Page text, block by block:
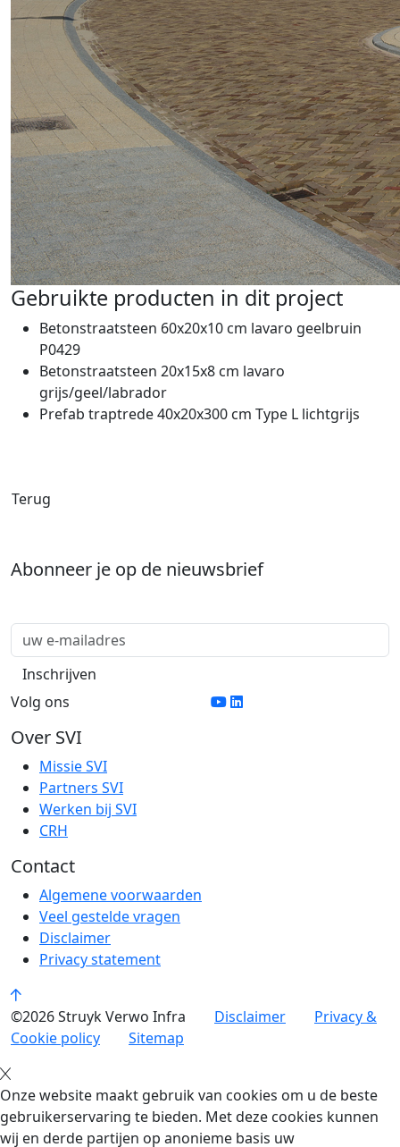
Gebruikte producten in dit project
Betonstraatsteen 60x20x10 cm lavaro geelbruin
P0429
Betonstraatsteen 20x15x8 cm lavaro
grijs/geel/labrador
Prefab traptrede 40x20x300 cm Type L lichtgrijs
Terug
Abonneer je op de nieuwsbrief
Volg ons
Over SVI
Missie SVI
Partners SVI
Werken bij SVI
CRH
Contact
Algemene voorwaarden
Veel gestelde vragen
Disclaimer
Privacy statement
©2026 Struyk Verwo Infra Disclaimer
Privacy &
Cookie policy
Sitemap
Onze website maakt gebruik van cookies om u de beste
gebruikerservaring te bieden. Met deze cookies kunnen
wij en derde partijen op anonieme basis uw